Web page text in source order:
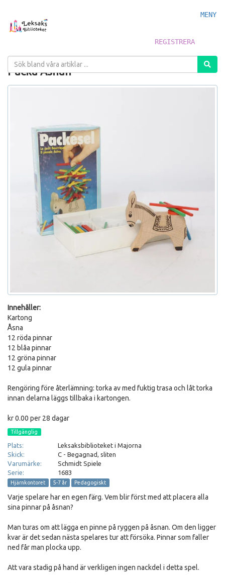
MENY
REGISTRERA
Packa Åsnan
Innehåller:
Kartong
Åsna
12 röda pinnar
12 blåa pinnar
12 gröna pinnar
12 gula pinnar
Rengöring före återlämning: torka av med fuktig trasa och låt torka
innan delarna läggs tillbaka i kartongen.
kr 0.00 per 28 dagar
Tillgänglig
Plats:
Leksaksbiblioteket i Majorna
Skick:
C - Begagnad, sliten
Varumärke:
Schmidt Spiele
Serie:
1683
Hjärnkontoret 5-7 år Pedagogiskt
Varje spelare har en egen färg. Vem blir först med att placera alla
sina pinnar på åsnan?
Man turas om att lägga en pinne på ryggen på åsnan. Om den ligger
kvar är det sedan nästa spelares tur att försöka. Pinnar som faller
ned får man plocka upp.
Att vara stadig på hand är verkligen ingen nackdel i detta spel.